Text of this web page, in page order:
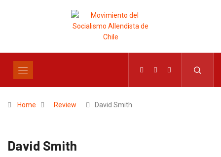
Home Review David Smith
David Smith